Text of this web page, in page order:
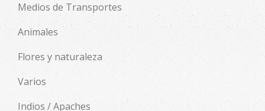
Medios de Transportes
Animales
Flores y naturaleza
Varios
Indios / Apaches